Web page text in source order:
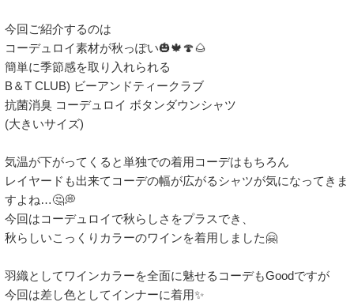
今回ご紹介するのは
コーデュロイ素材が秋っぽい🎃🍁🍄🌰
簡単に季節感を取り入れられる
B＆T CLUB) ビーアンドティークラブ
抗菌消臭 コーデュロイ ボタンダウンシャツ
(大きいサイズ)
気温が下がってくると単独での着用コーデはもちろん
レイヤードも出来てコーデの幅が広がるシャツが気になってきま
すよね…🤔💭
今回はコーデュロイで秋らしさをプラスでき、
秋らしいこっくりカラーのワインを着用しました🤗
羽織としてワインカラーを全面に魅せるコーデもGoodですが
今回は差し色としてインナーに着用✨️